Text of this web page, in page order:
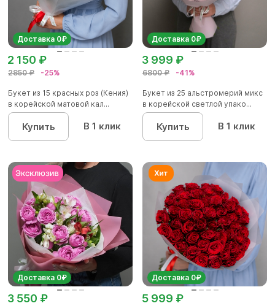
Доставка 0₽
2850 ₽ -25%
2 150 ₽
Букет из 15 красных роз (Кения)
в корейской матовой кал...
Купить В 1 клик
Доставка 0₽
6800 ₽ -41%
3 999 ₽
Букет из 25 альстромерий микс
в корейской светлой упако...
Купить В 1 клик
Доставка 0₽
3 550 ₽
Доставка 0₽
5 999 ₽